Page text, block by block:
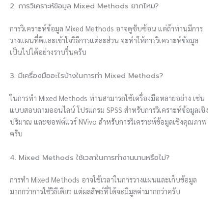
2. การวิเคราะห์ข้อมูล Mixed Methods ยากไหม?
การวิเคราะห์ข้อมูล Mixed Methods อาจดูซับซ้อน แต่ถ้าท่านมีการ
วางแผนที่ดีและเข้าใจวิธีการแต่ละส่วน จะทำให้การวิเคราะห์ข้อมูล
เป็นไปได้อย่างราบรื่นครับ
3. มีเครื่องมืออะไรบ้างในการทำ Mixed Methods?
ในการทำ Mixed Methods ท่านสามารถใช้เครื่องมือหลายอย่าง เช่น
แบบสอบถามออนไลน์ โปรแกรม SPSS สำหรับการวิเคราะห์ข้อมูลเชิง
ปริมาณ และซอฟต์แวร์ NVivo สำหรับการวิเคราะห์ข้อมูลเชิงคุณภาพ
ครับ
4. Mixed Methods ใช้เวลาในการทำงานนานหรือไม่?
การทำ Mixed Methods อาจใช้เวลาในการวางแผนและเก็บข้อมูล
มากกว่าการใช้วิธีเดียว แต่ผลลัพธ์ที่ได้จะมีมูลค่ามากกว่าครับ